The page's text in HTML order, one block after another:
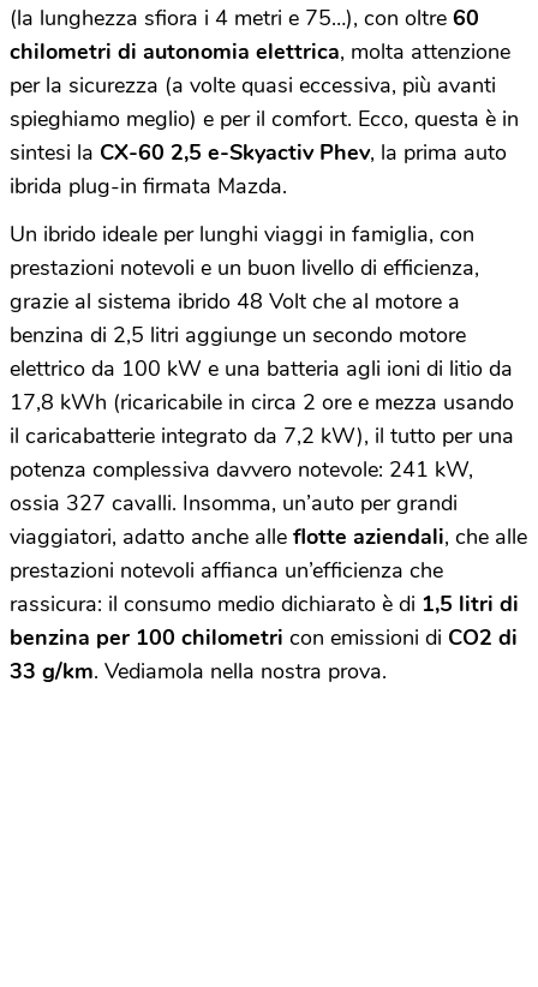
(la lunghezza sfiora i 4 metri e 75…), con oltre 60
chilometri di autonomia elettrica, molta attenzione
per la sicurezza (a volte quasi eccessiva, più avanti
spieghiamo meglio) e per il comfort. Ecco, questa è in
sintesi la CX-60 2,5 e-Skyactiv Phev, la prima auto
ibrida plug-in firmata Mazda.
Un ibrido ideale per lunghi viaggi in famiglia, con
prestazioni notevoli e un buon livello di efficienza,
grazie al sistema ibrido 48 Volt che al motore a
benzina di 2,5 litri aggiunge un secondo motore
elettrico da 100 kW e una batteria agli ioni di litio da
17,8 kWh (ricaricabile in circa 2 ore e mezza usando
il caricabatterie integrato da 7,2 kW), il tutto per una
potenza complessiva davvero notevole: 241 kW,
ossia 327 cavalli. Insomma, un’auto per grandi
viaggiatori, adatto anche alle flotte aziendali, che alle
prestazioni notevoli affianca un’efficienza che
rassicura: il consumo medio dichiarato è di 1,5 litri di
benzina per 100 chilometri con emissioni di CO2 di
33 g/km. Vediamola nella nostra prova.